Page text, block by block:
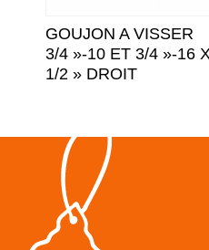
GOUJON A VISSER
3/4 »-10 ET 3/4 »-16
1/2 » DROIT